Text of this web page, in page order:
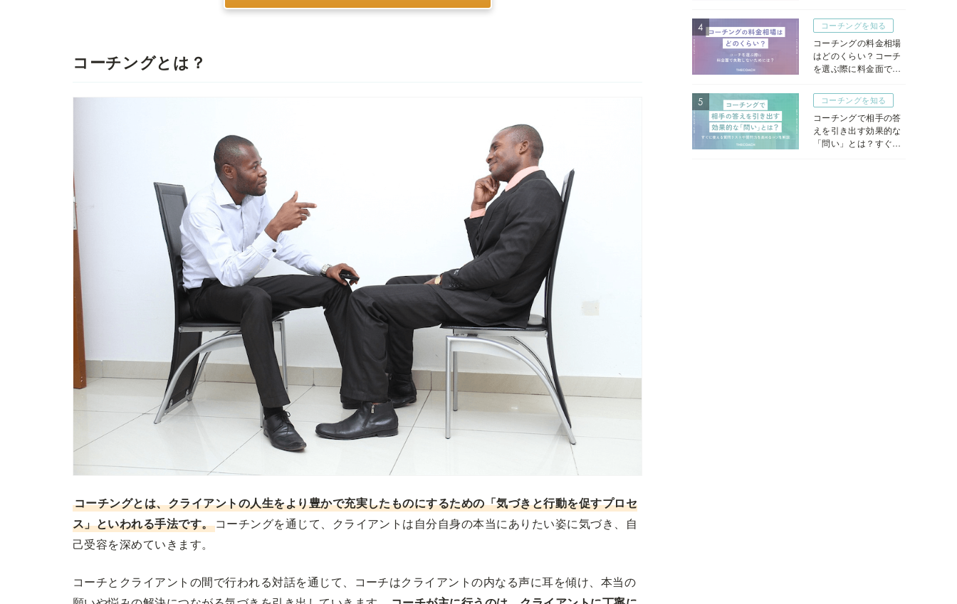
コーチングとは？
コーチングとは、クライアントの人生をより豊かで充実したものにするための「気づきと行動を促すプロセ
ス」といわれる手法です。コーチングを通じて、クライアントは自分自身の本当にありたい姿に気づき、自
己受容を深めていきます。
コーチとクライアントの間で行われる対話を通じて、コーチはクライアントの内なる声に耳を傾け、本当の
コーチングを知る
コーチングの料金相場
はどのくらい？コーチ
を選ぶ際に料金面で失
コーチングを知る
コーチングで相手の答
えを引き出す効果的な
「問い」とは？すぐに